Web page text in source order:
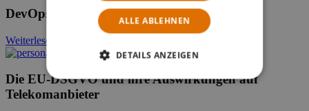
DevOpsCon 2018 Zusammenfassung
Weiterlesen
Die EU-DSGVO und ihre Auswirkungen auf
Telekomanbieter
ALLE ABLEHNEN
DETAILS ANZEIGEN